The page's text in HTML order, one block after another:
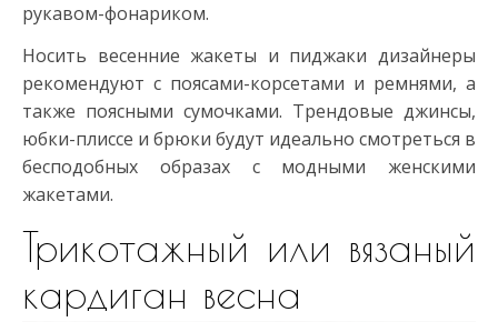
рукавом-фонариком.
Носить весенние жакеты и пиджаки дизайнеры
рекомендуют с поясами-корсетами и ремнями, а
также поясными сумочками. Трендовые джинсы,
юбки-плиссе и брюки будут идеально смотреться в
бесподобных образах с модными женскими
жакетами.
Трикотажный или вязаный
кардиган весна